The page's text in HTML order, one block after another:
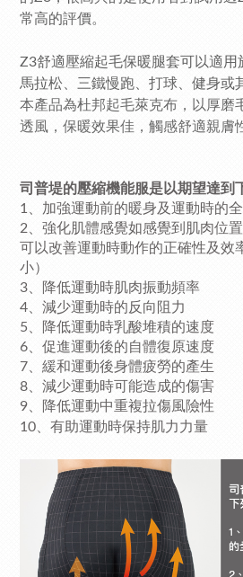
常高的評價。
Z3舒適壓縮起毛保暖腿套可以適用
馬拉松、三鐵慢跑、打球、健身或
本產品為杜邦起毛萊克布，以厚磨
透風，保暖效果佳，觸感舒適親膚
司普堤的壓縮機能服是以期望達到
1、加強運動前的暖身及運動時的
2、強化肌體感覺如感覺到肌肉位
可以改善運動時動作的正確性及效
小）
3、降低運動時肌肉振動頻率
4、減少運動時的反向阻力
5、降低運動時乳酸堆積的速度
6、促進運動後的自體復原速度
7、緩和運動後身體疲勞的產生
8、減少運動時可能造成的傷害
9、降低運動中重複拉傷風險性
10、有助運動時保持肌力力量